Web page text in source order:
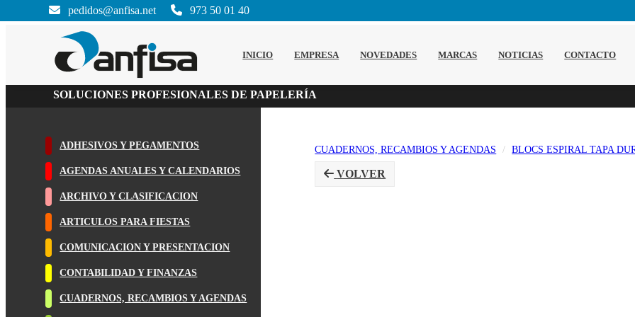
INICIO EMPRESA NOVEDADES MARCAS NOTICIAS CONTACTO
SOLUCIONES PROFESIONALES DE PAPELERÍA
pedidos@anfisa.net 973 50 01 40
ADHESIVOS Y PEGAMENTOS
AGENDAS ANUALES Y CALENDARIOS
ARCHIVO Y CLASIFICACION
ARTICULOS PARA FIESTAS
COMUNICACION Y PRESENTACION
CONTABILIDAD Y FINANZAS
CUADERNOS, RECAMBIOS Y AGENDAS
CUADERNOS, RECAMBIOS Y AGENDAS BLOCS ESPIRAL TAPA
VOLVER